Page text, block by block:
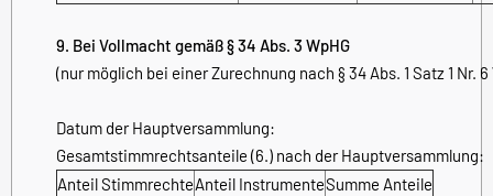
9. Bei Vollmacht gemäß § 34 Abs. 3 WpHG
(nur möglich bei einer Zurechnung nach § 34 Abs. 1 Satz 1 Nr. 6
Datum der Hauptversammlung:
Gesamtstimmrechtsanteile (6.) nach der Hauptversammlung:
Anteil StimmrechteAnteil InstrumenteSumme Anteile